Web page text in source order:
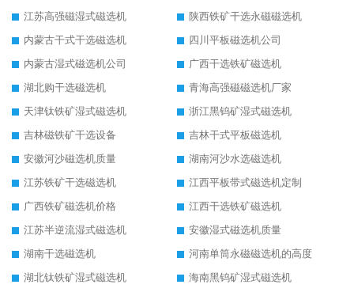
江苏高强磁湿式磁选机
陕西铁矿干选永磁磁选机
内蒙古干式干选磁选机
四川平板磁选机公司
内蒙古湿式磁选机公司
广西干选铁矿磁选机
湖北购干选磁选机
青海高强磁磁选机厂家
天津钛铁矿湿式磁选机
浙江黑钨矿湿式磁选机
吉林磁铁矿干选设备
吉林干式平板磁选机
安徽河沙磁选机质量
湖南河沙水选磁选机
江苏铁矿干选磁选机
江西平板带式磁选机定制
广西铁矿磁选机价格
江西干选铁矿磁选机
江苏半逆流湿式磁选机
安徽湿式磁选机质量
湖南干选磁选机
河南单筒永磁磁选机的高度
湖北钛铁矿湿式磁选机
海南黑钨矿湿式磁选机